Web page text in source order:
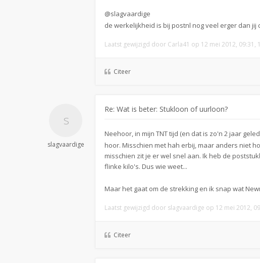
@slagvaardige
de werkelijkheid is bij postnl nog veel erger dan jij
Laatst gewijzigd door Carla41 op 12 mei 2012, 09:31,
Citeer
slagvaardige
Re: Wat is beter: Stukloon of uurloon?
Neehoor, in mijn TNT tijd (en dat is zo'n 2 jaar
hoor. Misschien met hah erbij, maar anders niet
misschien zit je er wel snel aan. Ik heb de
flinke kilo's. Dus wie weet...
Maar het gaat om de strekking en ik snap wat
Laatst gewijzigd door slagvaardige op 12 mei 2012,
Citeer